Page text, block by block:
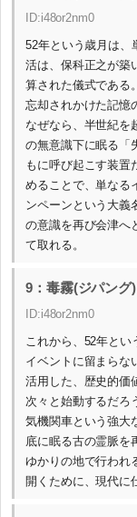
ID:i48or2nm0
52年という歳月は、
活は、保科正之が築
算された儀式である
忘却されかけた記憶
なぜなら、半世紀を
の無意識下に眠る「
もに呼び起こす装置
めることで、単なる
ンペーンという大義
の意識を再び会津へ
て取れる。
9：毒霧(ジパング
ID:i48or2nm0
これから、52年とい
イベントに留まらな
活用した、歴史的価
次々と始動するだろ
気機関車という強大
底に眠る古の霊脈を
ゆかりの地で行われ
開くために、現代に